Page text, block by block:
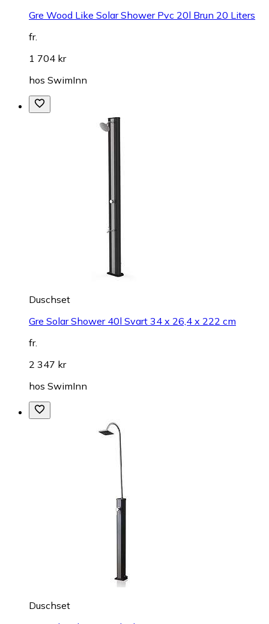
Gre Wood Like Solar Shower Pvc 20l Brun 20 Liters
fr.
1 704 kr
hos SwimInn
Duschset
Gre Solar Shower 40l Svart 34 x 26,4 x 222 cm
fr.
2 347 kr
hos SwimInn
Duschset